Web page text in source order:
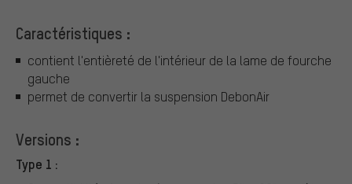
Caractéristiques :
contient l'entièreté de l'intérieur de la lame de fourche
gauche
permet de convertir la suspension DebonAir
Versions :
Type 1 :